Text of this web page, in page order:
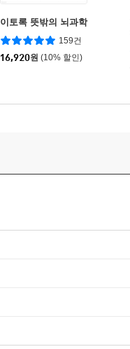
이토록 뜻밖의 뇌과학
159건
16,920원 (10% 할인)